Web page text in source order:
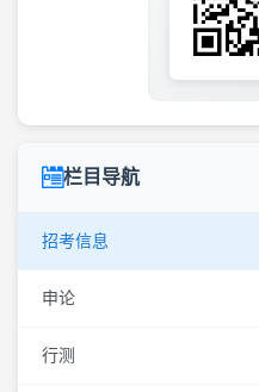
栏目导航
招考信息
申论
行测